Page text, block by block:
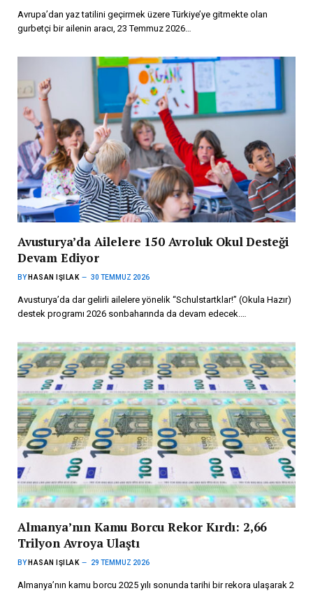
Avrupa’dan yaz tatilini geçirmek üzere Türkiye’ye gitmekte olan
gurbetçi bir ailenin aracı, 23 Temmuz 2026…
Avusturya’da Ailelere 150 Avroluk Okul Desteği
Devam Ediyor
BY HASAN IŞILAK 30 TEMMUZ 2026
Avusturya’da dar gelirli ailelere yönelik “Schulstartklar!” (Okula Hazır)
destek programı 2026 sonbaharında da devam edecek.…
Almanya’nın Kamu Borcu Rekor Kırdı: 2,66
Trilyon Avroya Ulaştı
BY HASAN IŞILAK 29 TEMMUZ 2026
Almanya’nın kamu borcu 2025 yılı sonunda tarihi bir rekora ulaşarak 2